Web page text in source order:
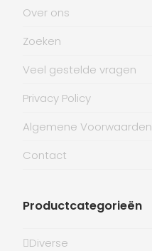
Over ons
Zoeken
Veel gestelde vragen
Privacy Policy
Algemene Voorwaarden
Contact
Productcategorieën
Diverse